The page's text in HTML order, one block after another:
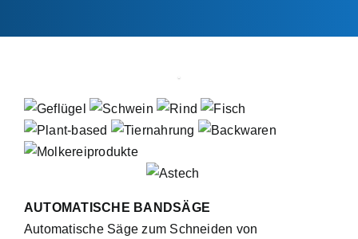
AUTOMATISCHE BANDSÄGE
Automatische Säge zum Schneiden von